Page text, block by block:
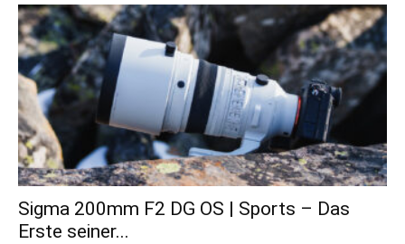
Sigma 200mm F2 DG OS | Sports – Das
Erste seiner...